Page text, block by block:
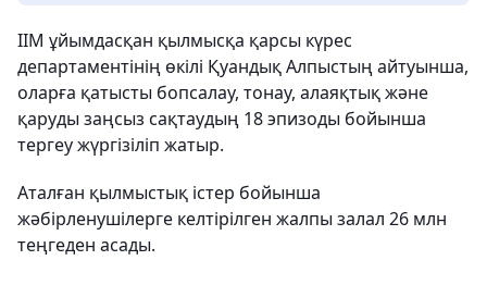
ІІМ ұйымдасқан қылмысқа қарсы күрес
департаментінің өкілі Қуандық Алпыстың айтуынша,
оларға қатысты бопсалау, тонау, алаяқтық және
қаруды заңсыз сақтаудың 18 эпизоды бойынша
тергеу жүргізіліп жатыр.
Аталған қылмыстық істер бойынша
жәбірленушілерге келтірілген жалпы залал 26 млн
теңгеден асады.